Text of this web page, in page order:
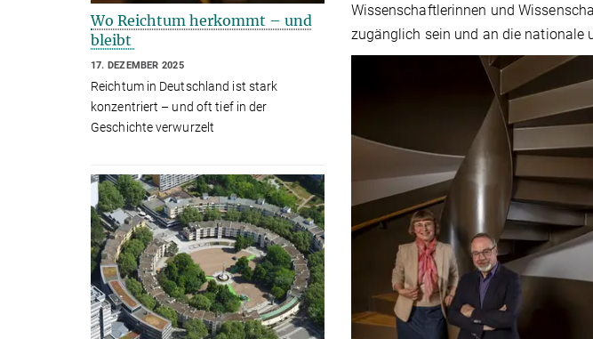
Wissenschaftlerinnen und
zugänglich sein und an die nationale
Wo Reichtum herkommt – und
bleibt
17. DEZEMBER 2025
Reichtum in Deutschland ist stark
konzentriert – und oft tief in der
Geschichte verwurzelt